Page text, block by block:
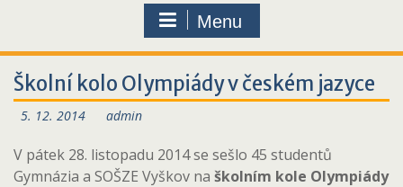
Menu
Školní kolo Olympiády v českém jazyce
5. 12. 2014 admin
V pátek 28. listopadu 2014 se sešlo 45 studentů
Gymnázia a SOŠZE Vyškov na školním kole Olympiády